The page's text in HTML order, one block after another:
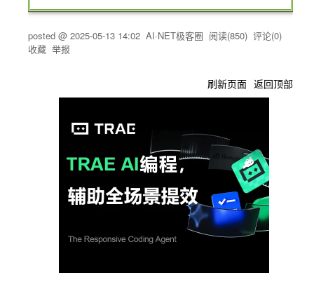
posted @ 2025-05-13 14:02 AI·NET极客圈 阅读(850) 评论(0)
收藏 举报
刷新页面 返回顶部